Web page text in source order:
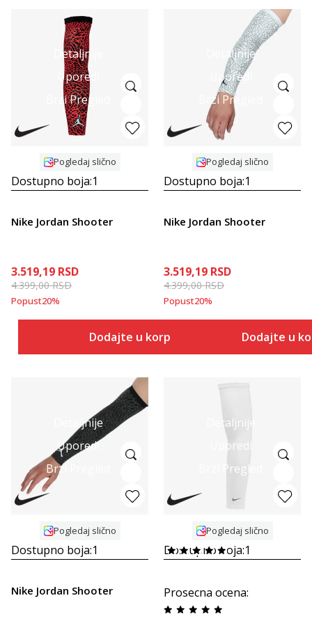
Detaljnije
Uporedi
Brzi Pregled
Pogledaj slično
Dostupno boja:1
Nike Jordan Shooter
3.519,19 RSD
4.399,00RSD
Popust20%
Dodajte u korpu
Detaljnije
Uporedi
Brzi Pregled
Pogledaj slično
Dostupno boja:1
Nike Jordan Shooter
3.519,19 RSD
4.399,00RSD
Popust20%
Dodajte u
Detaljnije
Uporedi
Brzi Pregled
Pogledaj slično
Dostupno boja:1
Nike Jordan Shooter
Detaljnije
Uporedi
Brzi Pregled
Pogledaj slično
Dostupno boja:1
Prosecna ocena: